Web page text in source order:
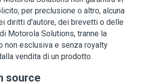
per preclusione o altro, alcuna
diritti d'autore, dei brevetti o delle
Motorola Solutions, tranne la
non esclusiva e senza royalty
vendita di un prodotto.
source